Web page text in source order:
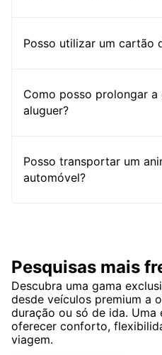
Posso utilizar um cartão
Como posso prolongar a
aluguer?
Posso transportar um
automóvel?
Pesquisas mais
Descubra uma gama
desde veículos premium a
duração ou só de ida. Uma
oferecer conforto,
viagem.